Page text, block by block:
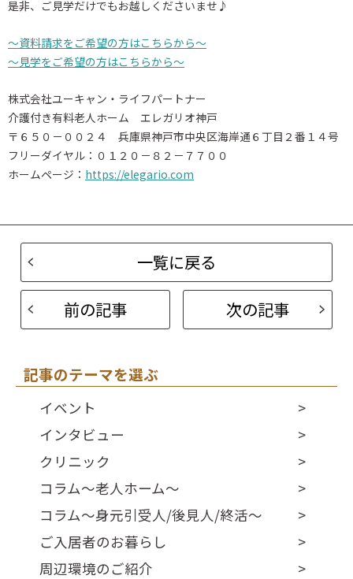
是非、ご見学だけでもお越しくださいませ♪
～資料請求をご希望の方はこちらから～
～見学をご希望の方はこちらから～
株式会社ユーキャン・ライフパートナー
介護付き有料老人ホーム エレガリオ神戸
〒６５０－００２４ 兵庫県神戸市中央区海岸通６丁目２番１４号
フリーダイヤル：０１２０－８２－７７００
ホームページ： https://elegario.com
一覧に戻る
前の記事
次の記事
記事のテーマを選ぶ
イベント
インタビュー
クリニック
コラム～老人ホーム～
コラム～身元引受人/後見人/終活～
ご入居者のお暮らし
周辺環境のご紹介